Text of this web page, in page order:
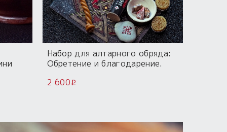
Набор для алтарного обряда:
Обретение и благодарение.
2 600i